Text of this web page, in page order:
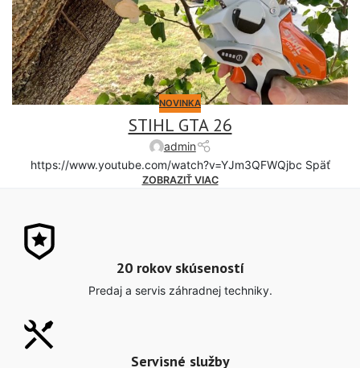
NOVINKA
STIHL GTA 26
admin
https://www.youtube.com/watch?v=YJm3QFWQjbc Späť
ZOBRAZIŤ VIAC
20 rokov skúseností
Predaj a servis záhradnej techniky.
Servisné služby